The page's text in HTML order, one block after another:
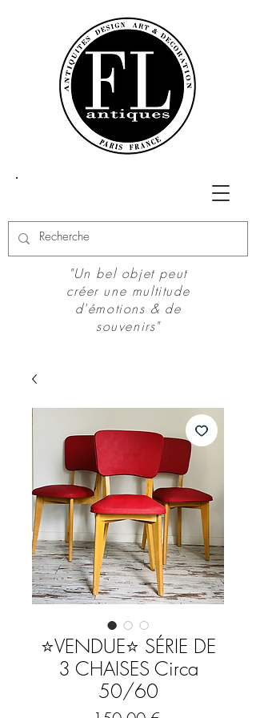
"Un bel objet peut
créer une multitude
d'émotions & de
souvenirs"
⭐️VENDUE⭐️ SÉRIE DE
3 CHAISES Circa
50/60